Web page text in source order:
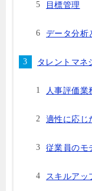
目標管理
データ分析
タレントマネ
人事評価業
適性に応じ
従業員のモ
スキルアッ